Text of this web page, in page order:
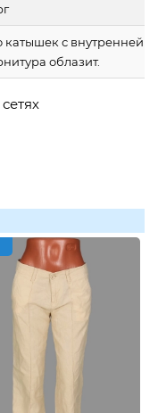
катышек с внутренней
облазит.